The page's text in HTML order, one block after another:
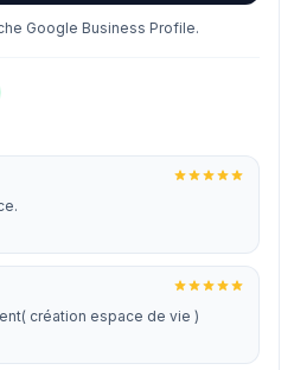
Google Business Profile.
création espace de vie )